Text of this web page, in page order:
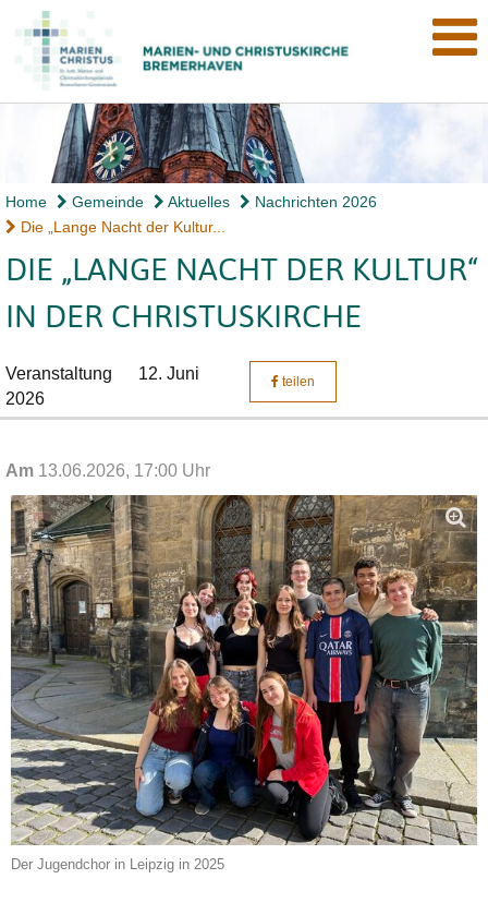
Home Gemeinde Aktuelles
Nachrichten 2026
Die „Lange Nacht der Kultur...
DIE „LANGE NACHT DER KULTUR“
IN DER CHRISTUSKIRCHE
Veranstaltung
12. Juni
2026
teilen
Am 13.06.2026, 17:00 Uhr
Der Jugendchor in Leipzig in 2025